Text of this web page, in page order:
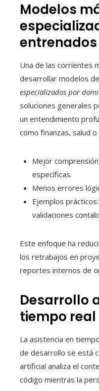
Modelos
Una de las corrientes
desarrollar modelos
especializados por
soluciones generales
un entendimiento
como finanzas, salud
Mejor
específicas.
Menos errores
Ejemplos
validaciones
Este enfoque ha
los retrabajos en
reportes internos de
Desarrollo
tiempo real
La asistencia en
de desarrollo se está
artificial analiza el
código mientras la